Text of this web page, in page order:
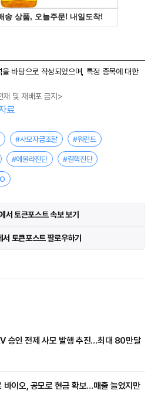
바탕으로 작성되었으며, 특정 종목에 대한
및 재배포 금지>
료
#사모자금조달 #워런트
#에볼라진단 #결핵진단
서 토큰포스트 속보 보기
서 토큰포스트 팔로우하기
승인 전제 사모 발행 추진…최대 80만달
바이오, 공모로 현금 확보…매출 늘었지만